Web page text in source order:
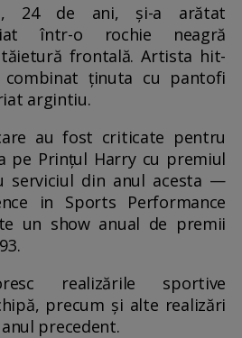
24 de ani, și-a arătat
într-o rochie neagră
frontală. Artista hit-
combinat ținuta cu pantofi
argintiu.
au fost criticate pentru
pe Prințul Harry cu premiul
serviciul din anul acesta —
in Sports Performance
un show anual de premii
realizările sportive
precum și alte realizări
precedent.